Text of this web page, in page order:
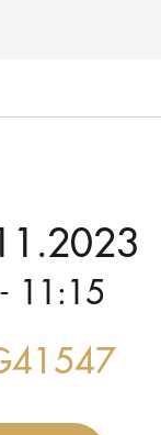
11:15